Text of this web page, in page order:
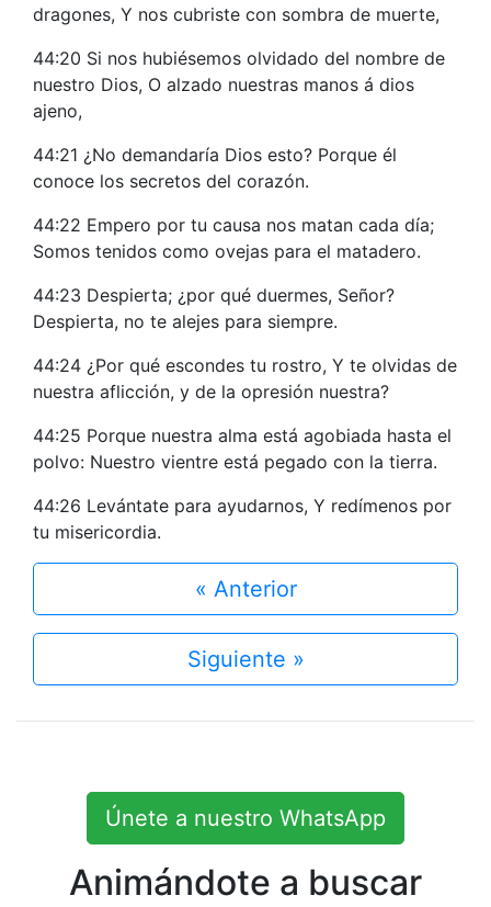
dragones, Y nos cubriste con sombra de muerte,
44:20 Si nos hubiésemos olvidado del nombre de
nuestro Dios, O alzado nuestras manos á dios
ajeno,
44:21 ¿No demandaría Dios esto? Porque él
conoce los secretos del corazón.
44:22 Empero por tu causa nos matan cada día;
Somos tenidos como ovejas para el matadero.
44:23 Despierta; ¿por qué duermes, Señor?
Despierta, no te alejes para siempre.
44:24 ¿Por qué escondes tu rostro, Y te olvidas de
nuestra aflicción, y de la opresión nuestra?
44:25 Porque nuestra alma está agobiada hasta el
polvo: Nuestro vientre está pegado con la tierra.
44:26 Levántate para ayudarnos, Y redímenos por
tu misericordia.
« Anterior
Siguiente »
Únete a nuestro WhatsApp
Animándote a buscar